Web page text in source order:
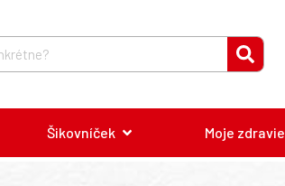
Šikovníček Moje zdravie